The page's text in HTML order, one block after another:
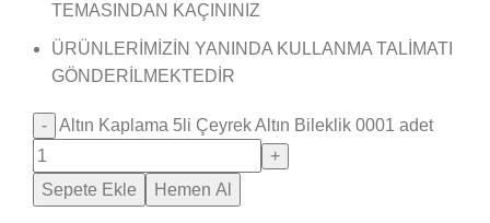
TEMASINDAN KAÇININIZ
ÜRÜNLERİMİZİN YANINDA KULLANMA TALİMATI
GÖNDERİLMEKTEDİR
Altın Kaplama 5li Çeyrek Altın Bileklik 0001 adet
Sepete Ekle Hemen Al